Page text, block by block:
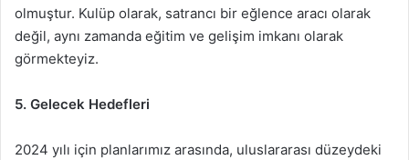
olmuştur. Kulüp olarak, satrancı bir eğlence aracı olarak
değil, aynı zamanda eğitim ve gelişim imkanı olarak
görmekteyiz.
5. Gelecek Hedefleri
2024 yılı için planlarımız arasında, uluslararası düzeydeki